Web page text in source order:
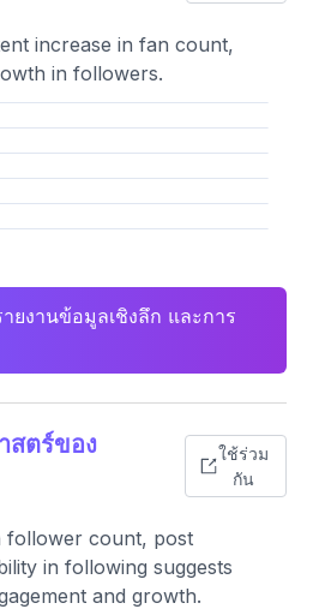
increase in fan count,
in followers.
ยงานข้อมูลเชิงลึก และการ
สตร์ของ
ใช้ร่วม
กัน
follower count, post
in following suggests
and growth.